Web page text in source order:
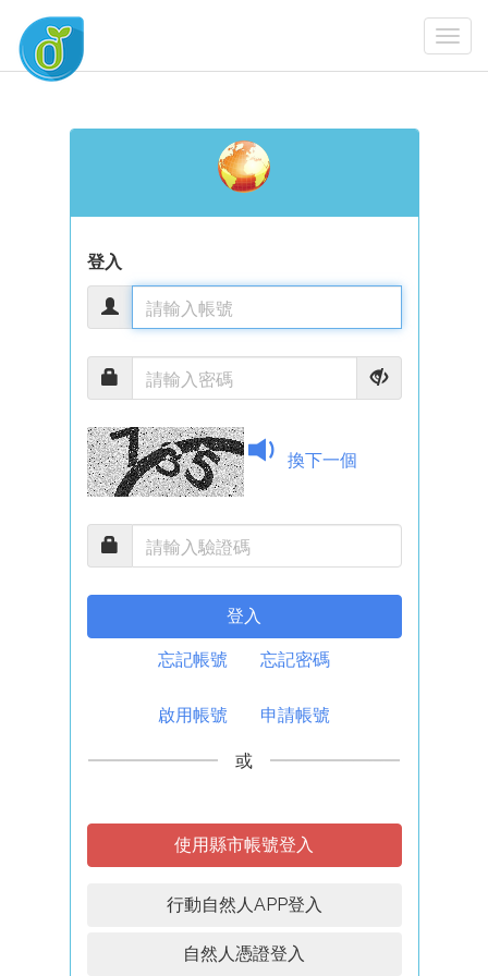
登入
換下一個
登入
忘記帳號 忘記密碼
啟用帳號 申請帳號
或
使用縣市帳號登入
行動自然人APP登入
自然人憑證登入